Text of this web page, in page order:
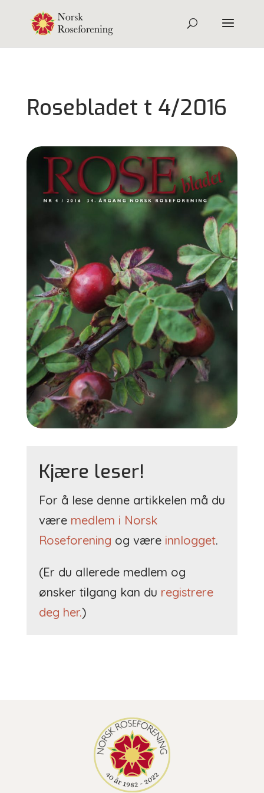
Rosebladet t 4/2016
Kjære leser!
For å lese denne artikkelen må du
være medlem i Norsk
Roseforening og være innlogget.
(Er du allerede medlem og
ønsker tilgang kan du registrere
deg her.)